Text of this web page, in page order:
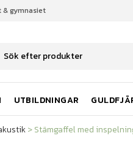
gymnasiet
UTBILDNINGAR
Stämgaffel med
>Stämgaffel med